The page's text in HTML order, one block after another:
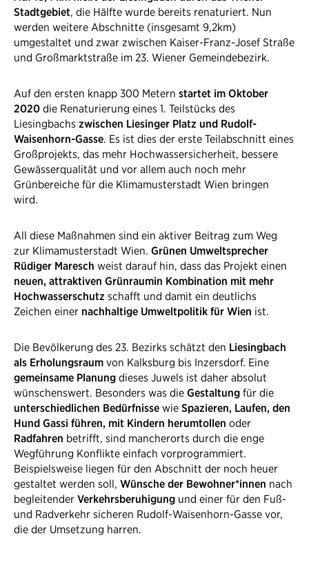
Stadtgebiet, die Hälfte wurde bereits renaturiert. Nun
werden weitere Abschnitte (insgesamt 9,2km)
umgestaltet und zwar zwischen Kaiser-Franz-Josef Straße
und Großmarktstraße im 23. Wiener Gemeindebezirk.
​Auf den ersten knapp 300 Metern startet im Oktober
2020 die Renaturierung eines 1. Teilstücks des
Liesingbachs zwischen Liesinger Platz und Rudolf-
Waisenhorn-Gasse. Es ist dies der erste Teilabschnitt eines
Großprojekts, das mehr Hochwassersicherheit, bessere
Gewässerqualität und vor allem auch noch mehr
Grünbereiche für die Klimamusterstadt Wien bringen
wird.​
All diese Maßnahmen sind ein aktiver Beitrag zum Weg
zur Klimamusterstadt Wien. Grünen Umweltsprecher
Rüdiger Maresch weist darauf hin, dass das Projekt einen
neuen, attraktiven Grünraumin Kombination mit mehr
Hochwasserschutz schafft und damit ein deutlichs
Zeichen einer nachhaltige Umweltpolitik für Wien ist.​
Die Bevölkerung des 23. Bezirks schätzt den Liesingbach
als Erholungsraum von Kalksburg bis Inzersdorf. Eine
gemeinsame Planung dieses Juwels ist daher absolut
wünschenswert. Besonders was die Gestaltung für die
unterschiedlichen Bedürfnisse wie Spazieren, Laufen, den
Hund Gassi führen, mit Kindern herumtollen oder
Radfahren betrifft, sind mancherorts durch die enge
Wegführung Konflikte einfach vorprogrammiert.
Beispielsweise liegen für den Abschnitt der noch heuer
gestaltet werden soll, Wünsche der Bewohner*innen nach
begleitender Verkehrsberuhigung und einer für den Fuß-
und Radverkehr sicheren Rudolf-Waisenhorn-Gasse vor,
die der Umsetzung harren.​